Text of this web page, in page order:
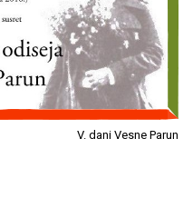
V. dani Vesne Parun